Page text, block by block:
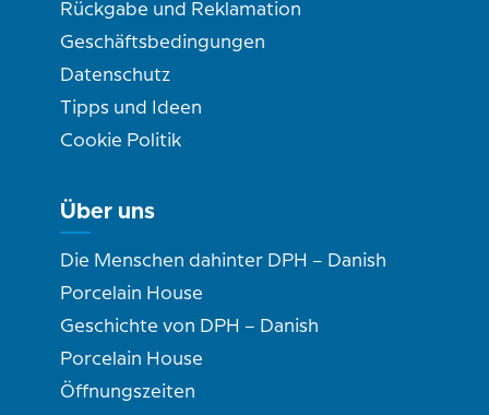
Rückgabe und Reklamation
Geschäftsbedingungen
Datenschutz
Tipps und Ideen
Cookie Politik
Über uns
Die Menschen dahinter DPH – Danish
Porcelain House
Geschichte von DPH – Danish
Porcelain House
Öffnungszeiten